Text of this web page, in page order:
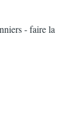
- faire la